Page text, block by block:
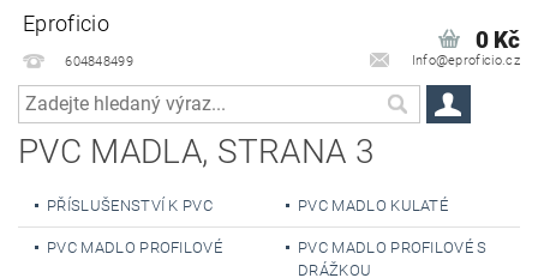
Eproficio
604848499 Info@eproficio.cz
0 Kč
PVC MADLA, STRANA 3
PŘÍSLUŠENSTVÍ K PVC PVC MADLO KULATÉ
PVC MADLO PROFILOVÉ
PVC MADLO PROFILOVÉ S
DRÁŽKOU